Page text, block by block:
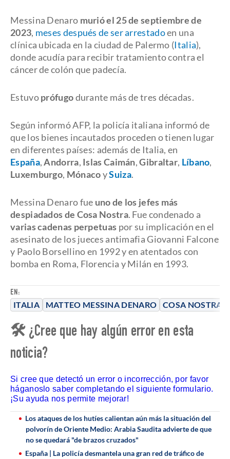
EN:
ITALIA MATTEO MESSINA DENARO COSA NOSTRA
Messina Denaro murió el 25 de septiembre de
2023, meses después de ser arrestadoen una
clínica ubicada en la ciudad de Palermo (Italia),
donde acudía para recibir tratamiento contra el
cáncer de colón que padecía.
Estuvoprófugodurante más de tres décadas.
Según informó AFP, la policía italiana informó de
que los bienes incautados proceden o tienen lugar
en diferentes países: además de Italia, en
España,Andorra, Islas Caimán,Gibraltar, Líbano,
Luxemburgo, MónacoySuiza.
Messina Denaro fue uno de los jefes más
despiadados de Cosa Nostra. Fue condenado a
varias cadenas perpetuas por su implicación en el
asesinato de los jueces antimafia Giovanni Falcone
y Paolo Borsellino en 1992 y en atentados con
bomba en Roma, Florencia y Milán en 1993.
🛠 ¿Cree que hay algún error en esta
noticia?
Si cree que detectó un error o incorrección, por favor
háganoslo saber completando el siguiente formulario.
¡Su ayuda nos permite mejorar!
Los ataques de los hutíes calientan aún más la situación del
polvorín de Oriente Medio: Arabia Saudita advierte de que
no se quedará "de brazos cruzados"
España | La policía desmantela una gran red de tráfico de